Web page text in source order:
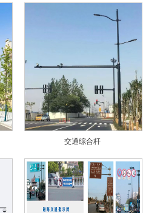
交通综合杆